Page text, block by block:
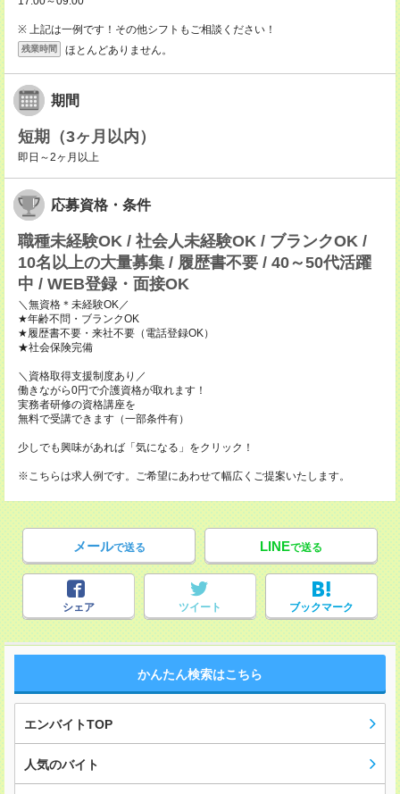
※ 上記は一例です！その他シフトもご相談ください！
残業時間 ほとんどありません。
期間
短期（3ヶ月以内）
即日～2ヶ月以上
応募資格・条件
職種未経験OK / 社会人未経験OK / ブランクOK /
10名以上の大量募集 / 履歴書不要 / 40～50代活躍
中 / WEB登録・面接OK
＼無資格＊未経験OK／
★年齢不問・ブランクOK
★履歴書不要・来社不要（電話登録OK）
★社会保険完備
＼資格取得支援制度あり／
働きながら0円で介護資格が取れます！
実務者研修の資格講座を
無料で受講できます（一部条件有）
少しでも興味があれば「気になる」をクリック！
※こちらは求人例です。ご希望にあわせて幅広くご提案いたします。
メールで送る LINEで送る
シェア ツイート ブックマーク
かんたん検索はこちら
エンバイトTOP
人気のバイト